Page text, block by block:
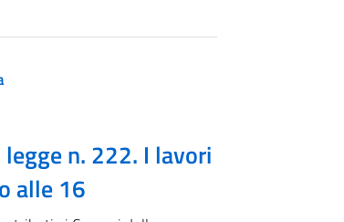
n. 222. I lavori
alle 16